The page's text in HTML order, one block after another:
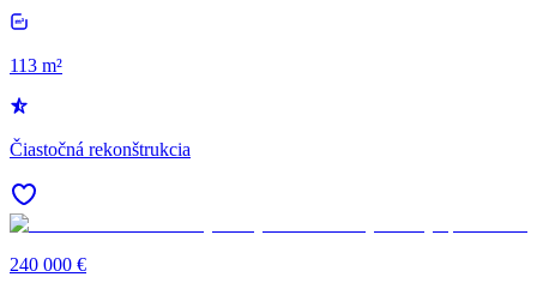
113 m²
Čiastočná rekonštrukcia
240 000 €